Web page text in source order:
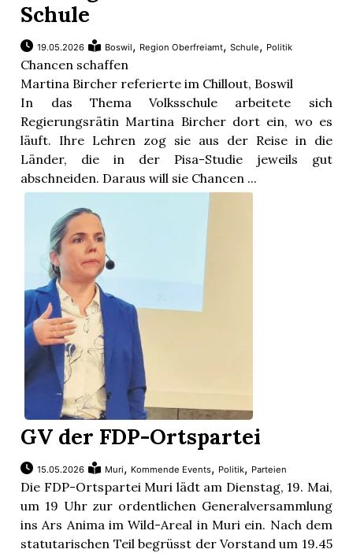
Schule
19.05.2026 Boswil, Region Oberfreiamt,Schule, Politik
Chancen schaffen
Martina Bircher referierte im Chillout, Boswil
In das Thema Volksschule arbeitete sich
Regierungsrätin Martina Bircher dort ein, wo es
läuft. Ihre Lehren zog sie aus der Reise in die
Länder, die in der Pisa-Studie jeweils gut
abschneiden. Daraus will sie Chancen ...
GV der FDP-Ortspartei
15.05.2026 Muri, Kommende Events, Politik, Parteien
Die FDP-Ortspartei Muri lädt am Dienstag, 19. Mai,
um 19 Uhr zur ordentlichen Generalversammlung
ins Ars Anima im Wild-Areal in Muri ein. Nach dem
statutarischen Teil begrüsst der Vorstand um 19.45